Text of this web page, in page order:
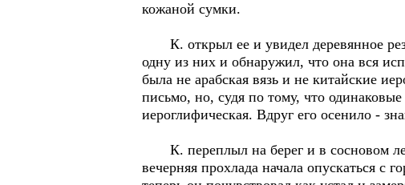
кожаной сумки.
К. открыл ее и увидел деревянное
одну из них и обнаружил, что она вся
была не арабская вязь и не китайские
письмо, но, судя по тому, что
иероглифическая. Вдруг его осенило -
К. переплыл на берег и в сосновом
вечерняя прохлада начала опускаться с